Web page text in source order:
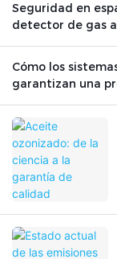
Seguridad en
detector de gas
Cómo los
garantizan una